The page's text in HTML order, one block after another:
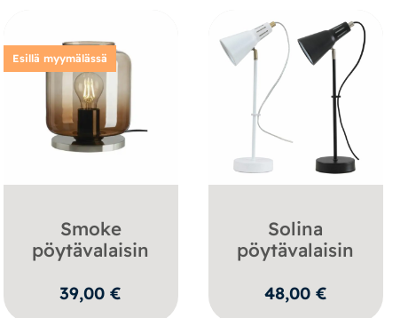
Esillä myymälässä
Smoke
pöytävalaisin
39,00€
Solina
pöytävalaisin
48,00 €